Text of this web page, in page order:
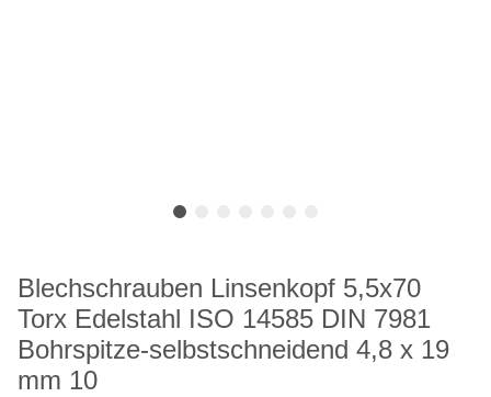
Blechschrauben Linsenkopf 5,5x70
Torx Edelstahl ISO 14585 DIN 7981
Bohrspitze-selbstschneidend 4,8 x 19
mm 10